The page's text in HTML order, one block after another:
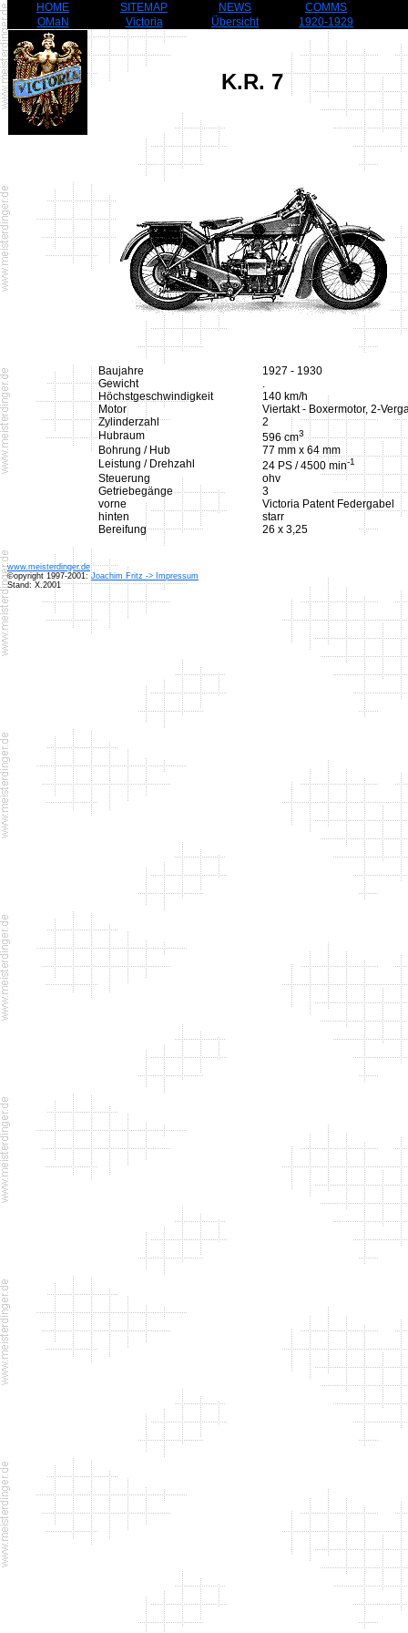
HOME SITEMAP NEWS
COMMS
OMaN
Victoria Übersicht 1920-1929
K.R. 7
Baujahre
1927 - 1930
Gewicht
.
Höchstgeschwindigkeit
140 km/h
Motor
Viertakt - Boxermotor, 2-
Zylinderzahl
2
Hubraum
596 cm3
Bohrung / Hub
77 mm x 64 mm
Leistung / Drehzahl
24 PS / 4500 min-1
Steuerung
ohv
Getriebegänge
3
vorne
Victoria Patent Federgabel
hinten
starr
Bereifung
26 x 3,25
www.meisterdinger.de
©opyright 1997-2001: Joachim Fritz -> Impressum
Stand: X.2001